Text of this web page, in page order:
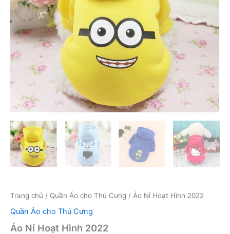
Trang chủ / Quần Áo cho Thú Cưng / Áo Nỉ Hoạt Hình 2022
Quần Áo cho Thú Cưng
Áo Nỉ Hoạt Hình 2022